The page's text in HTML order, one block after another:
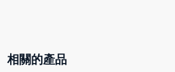
相關的產品